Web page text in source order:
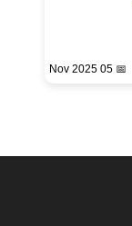
📅 05 Nov 2025